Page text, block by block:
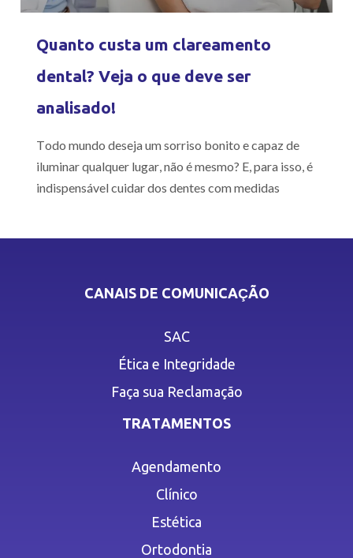
Quanto custa um clareamento
dental? Veja o que deve ser
analisado!
Todo mundo deseja um sorriso bonito e capaz de
iluminar qualquer lugar, não é mesmo? E, para isso, é
indispensável cuidar dos dentes com medidas
CANAIS DE COMUNICAÇÃO
SAC
Ética e Integridade
Faça sua Reclamação
TRATAMENTOS
Agendamento
Clínico
Estética
Ortodontia